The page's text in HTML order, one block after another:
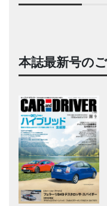
本誌最新号の